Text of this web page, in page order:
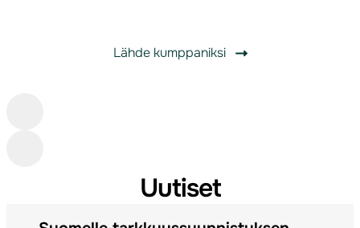
Lähde kumppaniksi
Uutiset